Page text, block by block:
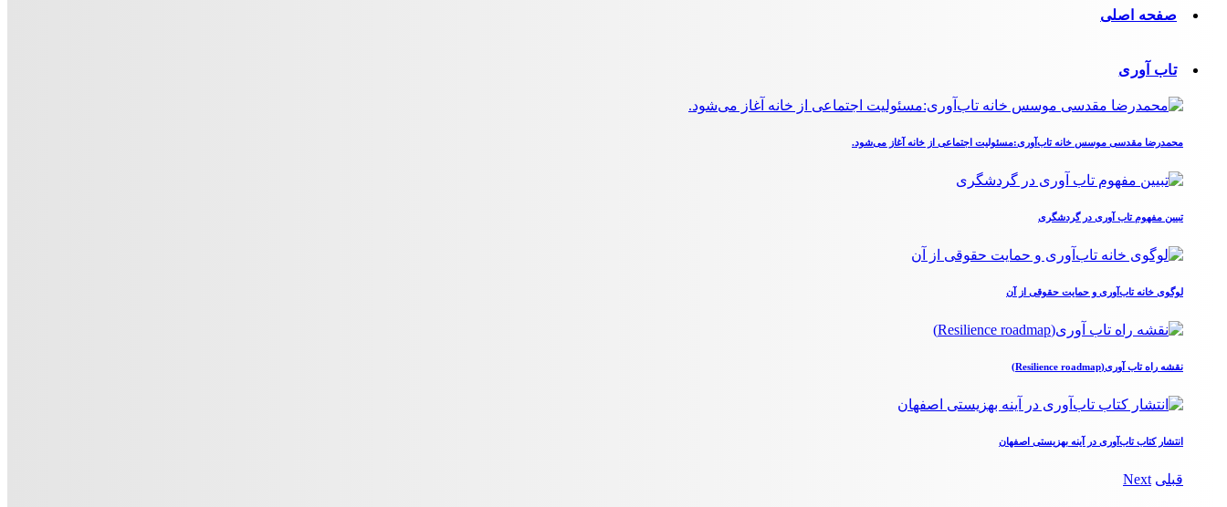
صفحه اصلی
تاب آوری
محمدرضا مقدسی موسس خانه تاب‌آوری:مسئولیت اجتماعی از خانه آغاز می‌شود.
تبیین مفهوم تاب آوری در گردشگری
لوگوی خانه تاب‌آوری و حمایت حقوقی از آن
نقشه راه تاب آوری(Resilience roadmap)
انتشار کتاب تاب‌آوری در آینه بهزیستی اصفهان
قبلی Next